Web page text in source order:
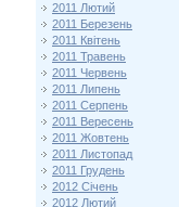
2011 Лютий
2011 Березень
2011 Квітень
2011 Травень
2011 Червень
2011 Липень
2011 Серпень
2011 Вересень
2011 Жовтень
2011 Листопад
2011 Грудень
2012 Січень
2012 Лютий